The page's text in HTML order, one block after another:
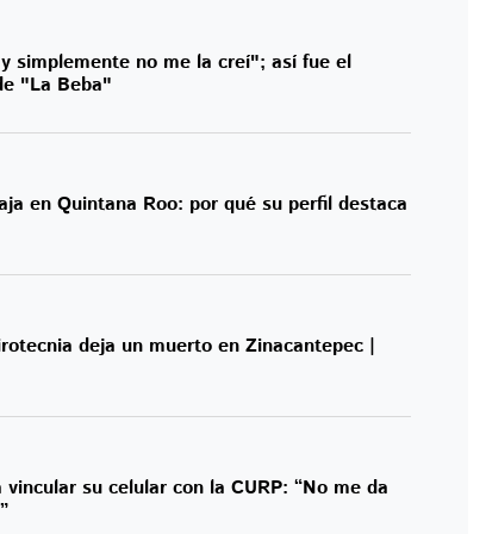
simplemente no me la creí"; así fue el
"La Beba"
en Quintana Roo: por qué su perfil destaca
deja un muerto en Zinacantepec |
su celular con la CURP: “No me da